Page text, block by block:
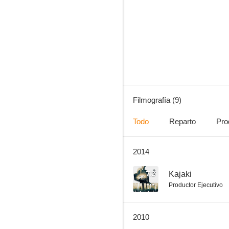
Filmografía (9)
Todo Reparto
2014
7.2 Kajaki
Productor Ejecutivo
2010